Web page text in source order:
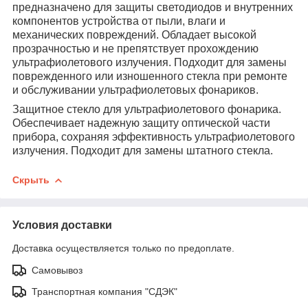
предназначено для защиты светодиодов и внутренних
компонентов устройства от пыли, влаги и
механических повреждений. Обладает высокой
прозрачностью и не препятствует прохождению
ультрафиолетового излучения. Подходит для замены
поврежденного или изношенного стекла при ремонте
и обслуживании ультрафиолетовых фонариков.
Защитное стекло для ультрафиолетового фонарика.
Обеспечивает надежную защиту оптической части
прибора, сохраняя эффективность ультрафиолетового
излучения. Подходит для замены штатного стекла.
Скрыть
Условия доставки
Доставка осуществляется только по предоплате.
Самовывоз
Транспортная компания "СДЭК"